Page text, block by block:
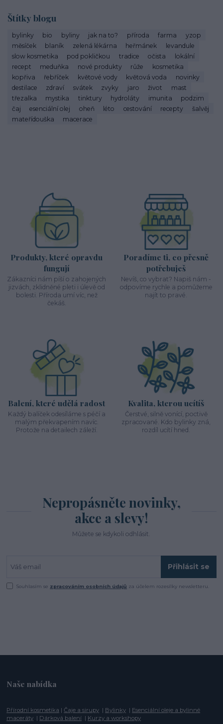
Štítky blogu
bylinky bio byliny jak na to? příroda farma
yzop
měsíček
blaník zelená lékárna heřmánek
levandule
slow kosmetika
pod pokličkou tradice očista
lokální
recept
meduňka nové produkty růže
kosmetika
kopřiva
řebříček květové vody květová voda
novinky
destilace
zdraví svátek zvyky jaro život
mast
třezalka
mystika tinktury hydroláty imunita
podzim
čaj
esenciální olej oheň léto cestování recepty
šalvěj
mateřídouška
macerace
Produkty, které opravdu
fungují
Zákazníci nám píší o zahojených
jizvách, zklidněné pleti i úlevě od
bolesti. Příroda umí víc, než
čekáš.
Poradíme ti, co přesně
potřebuješ
Nevíš, co vybrat? Napiš nám -
odpovíme rychle a pomůžeme
najít to pravé.
Balení, které udělá radost
Každý balíček odesíláme s péčí a
malým překvapením navíc.
Protože na detailech záleží.
Kvalita, kterou ucítíš
Čerstvé, silně vonící, poctivě
zpracované. Kdo bylinky zná,
rozdíl ucítí hned.
Nepropásněte novinky,
akce a slevy!
Můžete se kdykoli odhlásit.
Přihlásit se
Souhlasím se zpracováním osobních údajů za účelem rozesílky newsletteru.
Naše nabídka
Přírodní kosmetika |Čaje a sirupy | Bylinky | Esenciální oleje a bylinné
maceráty | Dárková balení | Kurzy a workshopy